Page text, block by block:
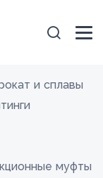
и сплавы
муфты